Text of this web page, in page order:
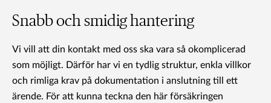
Snabb och smidig hantering
Vi vill att din kontakt med oss ska vara så okomplicerad
som möjligt. Därför har vi en tydlig struktur, enkla villkor
och rimliga krav på dokumentation i anslutning till ett
ärende. För att kunna teckna den här försäkringen